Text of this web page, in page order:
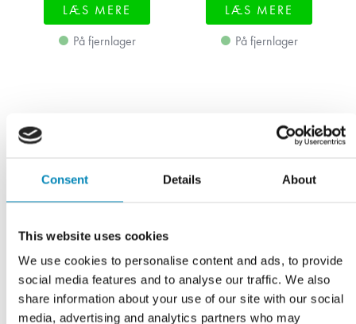
Consent Details About
This website uses cookies
We use cookies to personalise content and ads, to provide
social media features and to analyse our traffic. We also
share information about your use of our site with our social
media, advertising and analytics partners who may
LÆS MERE
På fjernlager
LÆS MERE
På fjernlager